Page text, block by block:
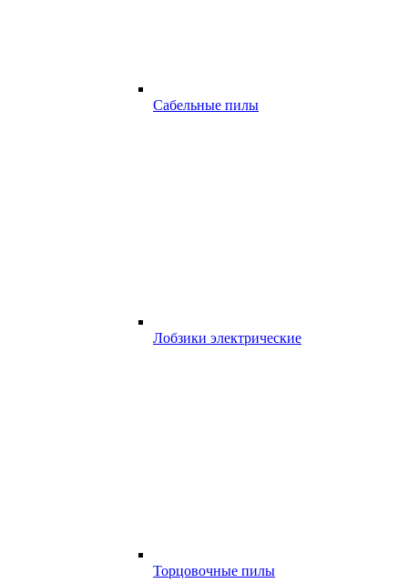
Сабельные пилы
Лобзики электрические
Торцовочные пилы